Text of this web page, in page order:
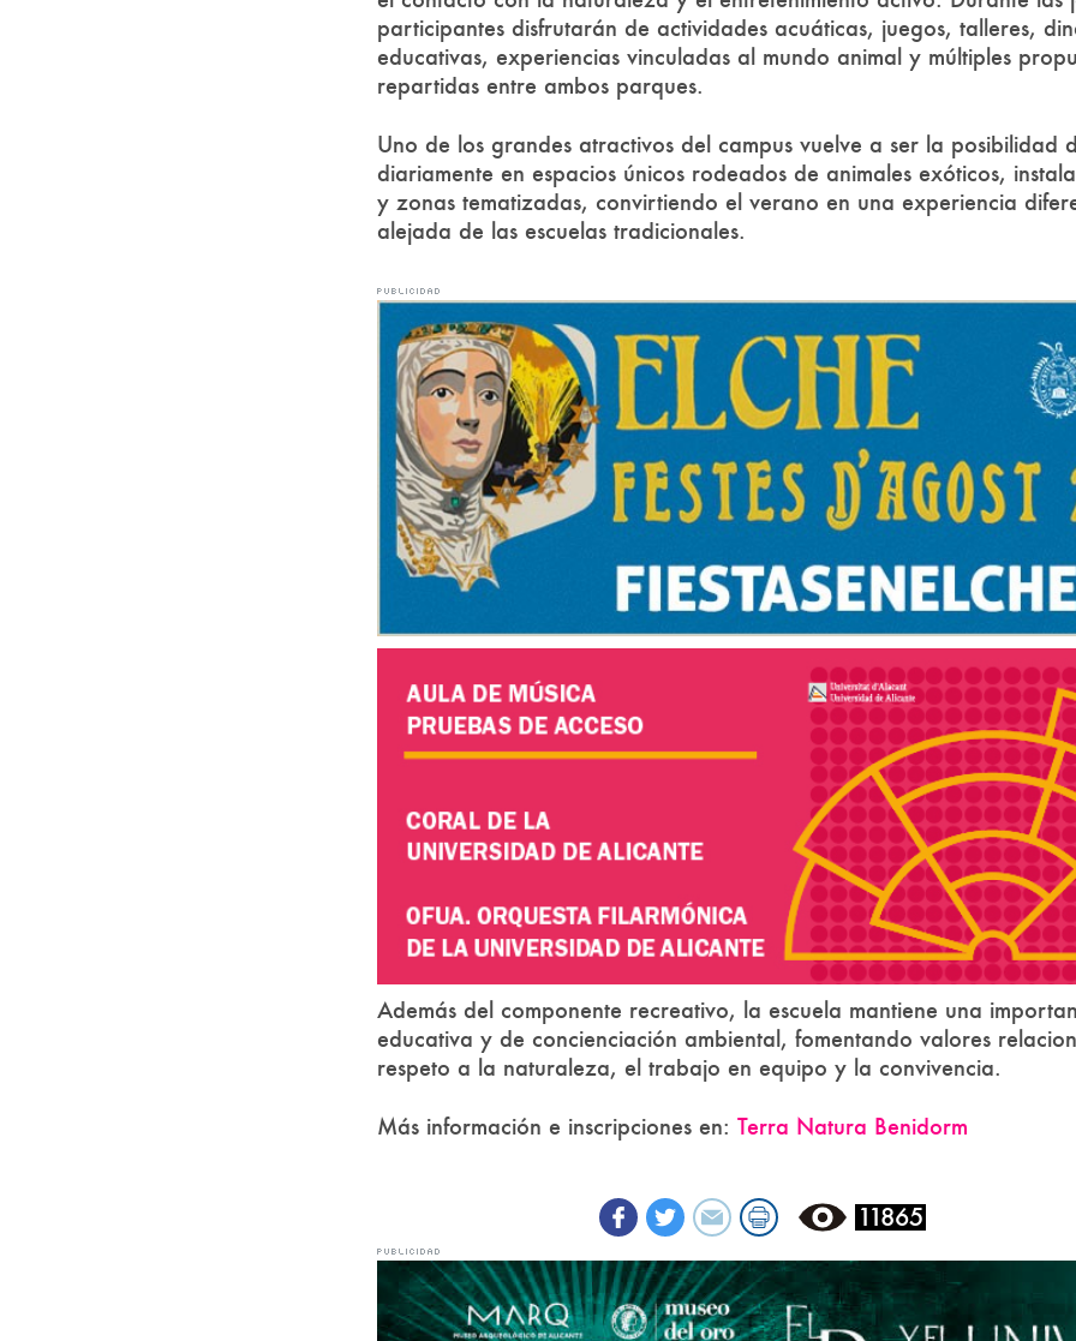
participantes disfrutarán de actividades acuáticas, juegos, talleres,
educativas, experiencias vinculadas al mundo animal y múltiples
repartidas entre ambos parques.
Uno de los grandes atractivos del campus vuelve a ser la posibilidad
diariamente en espacios únicos rodeados de animales exóticos,
y zonas tematizadas, convirtiendo el verano en una experiencia
alejada de las escuelas tradicionales.
Además del componente recreativo, la escuela mantiene una
educativa y de concienciación ambiental, fomentando valores
respeto a la naturaleza, el trabajo en equipo y la convivencia.
Más información e inscripciones en: Terra Natura Benidorm
11865